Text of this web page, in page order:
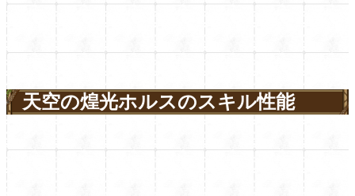
天空の煌光ホルスのスキル性能